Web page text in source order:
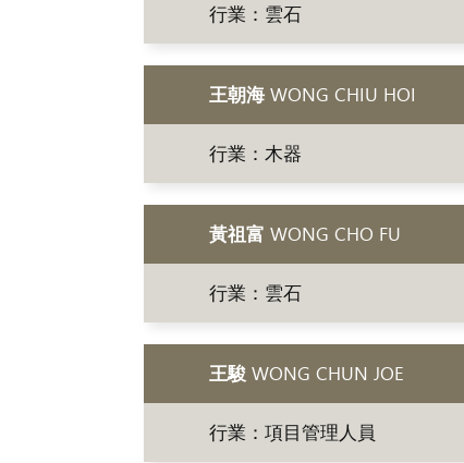
行業：雲石
王朝海 WONG CHIU HOI
行業：木器
黃祖富 WONG CHO FU
行業：雲石
王駿 WONG CHUN JOE
行業：項目管理人員